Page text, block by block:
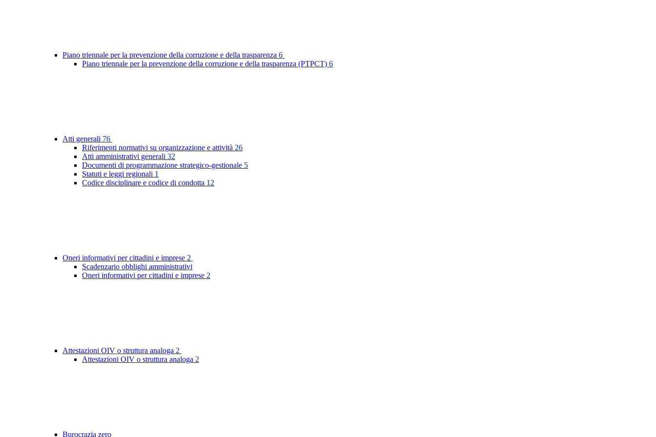
Piano triennale per la prevenzione della corruzione e della trasparenza 6
Piano triennale per la prevenzione della corruzione e della trasparenza (PTPCT) 6
Atti generali 76
Riferimenti normativi su organizzazione e attività 26
Atti amministrativi generali 32
Documenti di programmazione strategico-gestionale 5
Statuti e leggi regionali 1
Codice disciplinare e codice di condotta 12
Oneri informativi per cittadini e imprese 2
Scadenzario obblighi amministrativi
Oneri informativi per cittadini e imprese 2
Attestazioni OIV o struttura analoga 2
Attestazioni OIV o struttura analoga 2
Burocrazia zero